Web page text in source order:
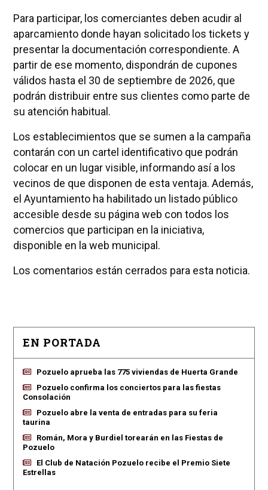
Para participar, los comerciantes deben acudir al
aparcamiento donde hayan solicitado los tickets y
presentar la documentación correspondiente. A
partir de ese momento, dispondrán de cupones
válidos hasta el 30 de septiembre de 2026, que
podrán distribuir entre sus clientes como parte de
su atención habitual.
Los establecimientos que se sumen a la campaña
contarán con un cartel identificativo que podrán
colocar en un lugar visible, informando así a los
vecinos de que disponen de esta ventaja. Además,
el Ayuntamiento ha habilitado un listado público
accesible desde su página web con todos los
comercios que participan en la iniciativa,
disponible en la web municipal.
Los comentarios están cerrados para esta noticia.
EN PORTADA
Pozuelo aprueba las 775 viviendas de Huerta Grande
Pozuelo confirma los conciertos para las fiestas
Consolación
Pozuelo abre la venta de entradas para su feria
taurina
Román, Mora y Burdiel torearán en las Fiestas de
Pozuelo
El Club de Natación Pozuelo recibe el Premio Siete
Estrellas